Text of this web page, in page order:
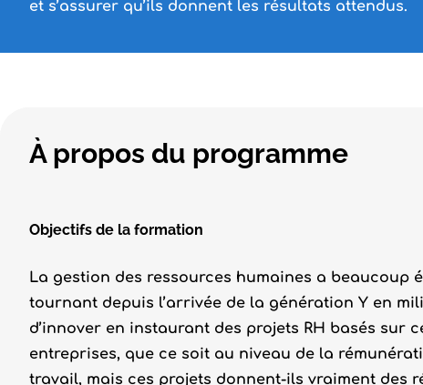
et s’assurer qu’ils donnent les résultats attendus.
À propos du programme
Objectifs de la formation
La gestion des ressources humaines a beaucoup
tournant depuis l’arrivée de la génération Y en
d’innover en instaurant des projets RH basés sur
entreprises, que ce soit au niveau de la
travail, mais ces projets donnent-ils vraiment des